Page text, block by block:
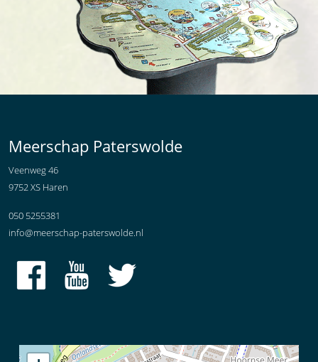
Meerschap Paterswolde
Veenweg 46
9752 XS Haren
050 5255381
info@meerschap-paterswolde.nl